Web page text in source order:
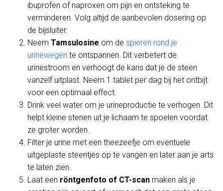
ibuprofen of naproxen om pijn en ontsteking te
verminderen. Volg altijd de aanbevolen dosering op
de bijsluiter.
Neem Tamsulosine om de spieren rond je
urinewegen te ontspannen. Dit verbetert de
urinestroom en verhoogt de kans dat je de steen
vanzelf uitplast. Neem 1 tablet per dag bij het ontbijt
voor een optimaal effect.
Drink veel water om je urineproductie te verhogen. Dit
helpt kleine stenen uit je lichaam te spoelen voordat
ze groter worden.
Filter je urine met een theezeefje om eventuele
uitgeplaste steentjes op te vangen en later aan je arts
te laten zien.
Laat een röntgenfoto of CT-scan maken als je